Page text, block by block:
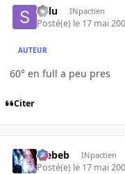
Solu INpactien
Posté(e) le 17 mai
AUTEUR
60° en full a peu pres
Citer
Trebeb INpactien
Posté(e) le 17 mai